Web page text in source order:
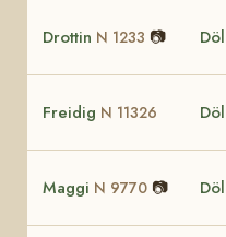
Drottin N 1233 📷
Freidig N 11326
Maggi N 9770 📷